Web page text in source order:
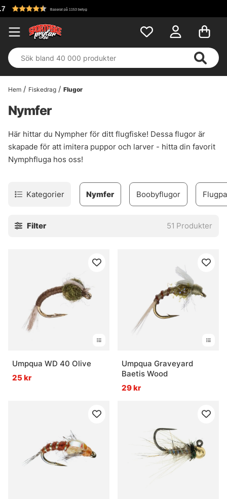
Hem Fiskedrag Flugor
Nymfer
Här hittar du Nympher för ditt flugfiske! Dessa flugor är
skapade för att imitera puppor och larver - hitta din favorit
Nymphfluga hos oss!
Kategorier Boobyflugor
Nymfer
Filter 51 Produkter
Umpqua WD 40 Olive
25 kr
Umpqua Graveyard
Baetis Wood
29 kr